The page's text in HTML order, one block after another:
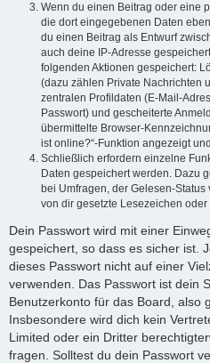
Wenn du einen Beitrag oder eine
die dort eingegebenen Daten
du einen Beitrag als Entwurf
auch deine IP-Adresse
folgenden Aktionen gespeichert:
(dazu zählen Private Nachrichten
zentralen Profildaten (E-Mail-
Passwort) und gescheiterte
übermittelte Browser-
ist online?“-Funktion angezeigt
Schließlich erfordern einzelne
Daten gespeichert werden. Dazu
bei Umfragen, der Gelesen-
von dir gesetzte Lesezeichen
Dein Passwort wird mit einer
gespeichert, so dass es sicher ist.
dieses Passwort nicht auf einer
verwenden. Das Passwort ist dein
Benutzerkonto für das Board, also
Insbesondere wird dich kein
Limited oder ein Dritter
fragen. Solltest du dein Passwort